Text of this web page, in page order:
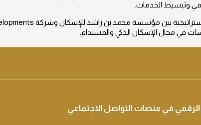
وتبسيط الخدمات.
في مجال الإسكان الذكي والمستدام.
في منصات التواصل الاجتماعي